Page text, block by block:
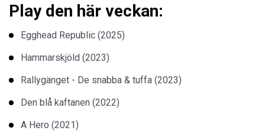
Play den här veckan:
Egghead Republic (2025)
Hammarskjöld (2023)
Rallygänget - De snabba & tuffa (2023)
Den blå kaftanen (2022)
A Hero (2021)